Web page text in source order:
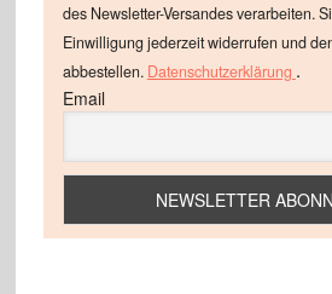
des Newsletter-Versandes verarbeiten.
Einwilligung jederzeit widerrufen und
abbestellen. Datenschutzerklärung .
Email